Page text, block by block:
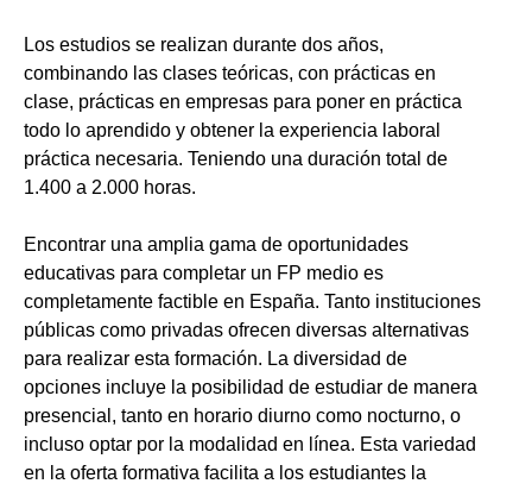
Los estudios se realizan durante dos años,
combinando las clases teóricas, con prácticas en
clase, prácticas en empresas para poner en práctica
todo lo aprendido y obtener la experiencia laboral
práctica necesaria. Teniendo una duración total de
1.400 a 2.000 horas.
Encontrar una amplia gama de oportunidades
educativas para completar un FP medio es
completamente factible en España. Tanto instituciones
públicas como privadas ofrecen diversas alternativas
para realizar esta formación. La diversidad de
opciones incluye la posibilidad de estudiar de manera
presencial, tanto en horario diurno como nocturno, o
incluso optar por la modalidad en línea. Esta variedad
en la oferta formativa facilita a los estudiantes la